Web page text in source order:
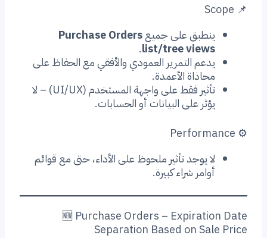
📌 Scope
ينطبق على جميعPurchase Orders
list/tree views
.
يدعم التمرير العمودي والأفقي مع الحفاظ على
محاذاة الأعمدة.
تأثير فقط على واجهة المستخدم (UI/UX) – لا
يؤثر على البيانات أو الحسابات.
⚙️ Performance
لا يوجد تأثير ملحوظ على الأداء، حتى مع قوائم
أوامر شراء كبيرة.
🆕 Purchase Orders – Expiration Date
Separation Based on Sale Price